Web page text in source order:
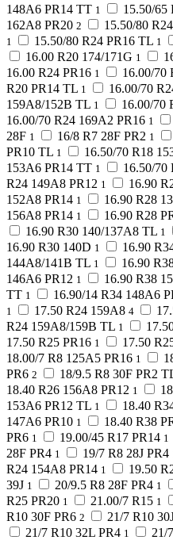
148A6 PR14 TT 1 15.50/65
162A8 PR20 2 15.50/80
1 15.50/80 R24 PR16 TL 1
16.00 R20 174/171G 1
16.00 R24 PR16 1 16.00/70
R20 PR14 TL 1 16.00/70
159A8/152B TL 1 16.00/70
16.00/70 R24 169A2 PR16 1
28F 1 16/8 R7 28F PR2 1
PR10 TL 1 16.50/70 R18
153A6 PR14 TT 1 16.50/70
R24 149A8 PR12 1 16.90
152A8 PR14 1 16.90 R28
156A8 PR14 1 16.90 R28
16.90 R30 140/137A8 TL 1
16.90 R30 140D 1 16.90
144A8/141B TL 1 16.90
146A6 PR12 1 16.90 R38
TT 1 16.90/14 R34 148A6
1 17.50 R24 159A8 4
R24 159A8/159B TL 1
17.50 R25 PR16 1 17.50
18.00/7 R8 125A5 PR16 1
PR6 2 18/9.5 R8 30F PR2
18.40 R26 156A8 PR12 1
153A6 PR12 TL 1 18.40
147A6 PR10 1 18.40 R38
PR6 1 19.00/45 R17 PR14 1
28F PR4 1 19/7 R8 28J PR4
R24 154A8 PR14 1 19.50
39J 1 20/9.5 R8 28F PR4 1
R25 PR20 1 21.00/7 R15 1
R10 30F PR6 2 21/7 R10
21/7 R10 32L PR4 1 21/